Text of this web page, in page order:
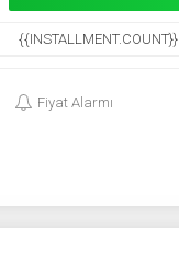
{{INSTALLMENT.COUNT}}
Fiyat Alarmı